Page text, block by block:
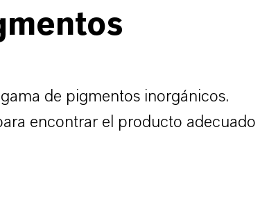
de pigmentos inorgánicos.
encontrar el producto adecuado